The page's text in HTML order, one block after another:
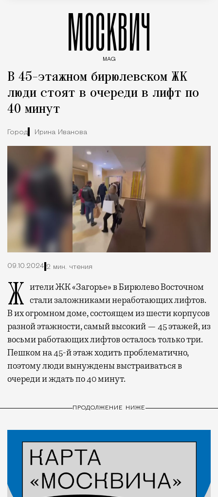
МОСКВИЧ
MAG
В 45-этажном бирюлевском ЖК
люди стоят в очереди в лифт по
40 минут
Город Ирина Иванова
09.10.2024 2 мин. чтения
Жители ЖК «Загорье» в Бирюлево Восточном стали заложниками неработающих лифтов.
В их огромном доме, состоящем из шести корпусов
разной этажности, самый высокий — 45 этажей, из
восьми работающих лифтов осталось только три.
Пешком на 45-й этаж ходить проблематично,
поэтому люди вынуждены выстраиваться в
очереди и ждать по 40 минут.
ПРОДОЛЖЕНИЕ НИЖЕ